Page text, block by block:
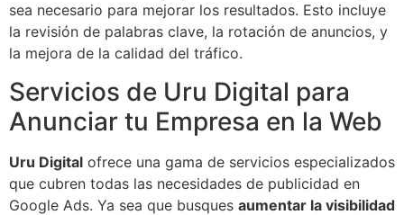
sea necesario para mejorar los resultados. Esto incluye
la revisión de palabras clave, la rotación de anuncios, y
la mejora de la calidad del tráfico.
Servicios de Uru Digital para
Anunciar tu Empresa en la Web
Uru Digital ofrece una gama de servicios especializados
que cubren todas las necesidades de publicidad en
Google Ads. Ya sea que busques aumentar la visibilidad